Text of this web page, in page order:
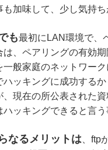
加味して、少し気持ち
も最初にLAN環境で、
は、ペアリングの有効
般家庭のネットワー
ハッキングに成功する
現在の所公表された
ッキングできると言う
なるメリットは 、ftp